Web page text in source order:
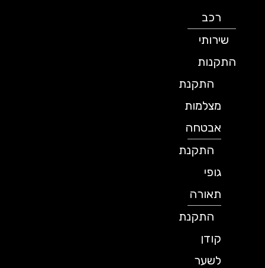
שירותי
התקנות
התקנת
מצלמות
אבטחה
התקנת
תאורה
התקנת
לשער